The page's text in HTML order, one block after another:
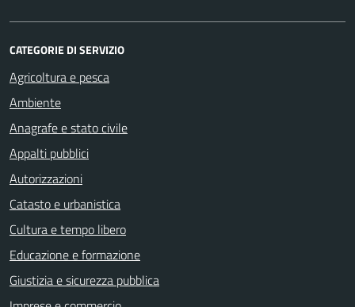
CATEGORIE DI SERVIZIO
Agricoltura e pesca
Ambiente
Anagrafe e stato civile
Appalti pubblici
Autorizzazioni
Catasto e urbanistica
Cultura e tempo libero
Educazione e formazione
Giustizia e sicurezza pubblica